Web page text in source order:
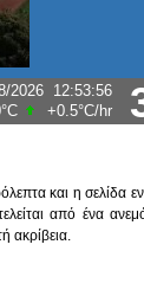
2026 12:53:56
+0.5°C/hr
και η σελίδα
από ένα
ακρίβεια.